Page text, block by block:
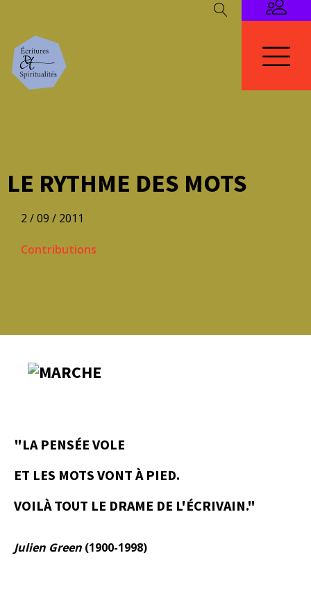
LE RYTHME DES MOTS
2 / 09 / 2011
Contributions
"LA PENSÉE VOLE
ET LES MOTS VONT À PIED.
VOILÀ TOUT LE DRAME DE L'ÉCRIVAIN."
Julien Green (1900-1998)